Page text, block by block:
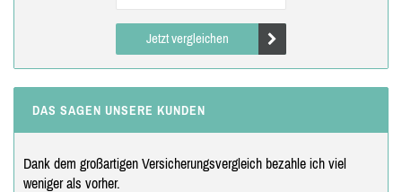
Jetzt vergleichen
DAS SAGEN UNSERE KUNDEN
Dank dem großartigen Versicherungsvergleich bezahle ich viel
weniger als vorher.